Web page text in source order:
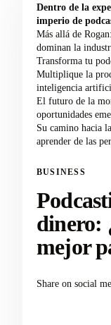
Acerca
Dentro de la
imperio de
Más allá de
dominan la
Transforma tu
Multiplique la
inteligencia
El futuro de la
oportunidades
Su camino hacia
aprender de las
BUSINESS
dinero:
mejor
Share on social